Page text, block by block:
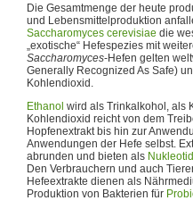
Die Gesamtmenge der heute
und Lebensmittelproduktion
Saccharomyces cerevisiae die
„exotische“ Hefespezies mit
Saccharomyces-Hefen gelten
Generally Recognized As Safe)
Kohlendioxid.
Ethanol wird als Trinkalkohol, als
Kohlendioxid reicht von dem
Hopfenextrakt bis hin zur
Anwendungen der Hefe selbst.
abrunden und bieten als
Den Verbrauchern und auch
Hefeextrakte dienen als
Produktion von Bakterien für